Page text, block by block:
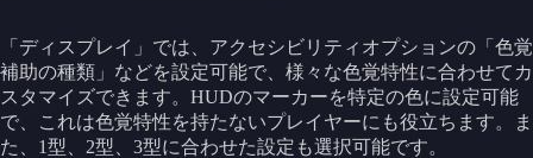
「ディスプレイ」では、アクセシビリティオプションの「色覚
補助の種類」などを設定可能で、様々な色覚特性に合わせてカ
スタマイズできます。HUDのマーカーを特定の色に設定可能
で、これは色覚特性を持たないプレイヤーにも役立ちます。ま
た、1型、2型、3型に合わせた設定も選択可能です。